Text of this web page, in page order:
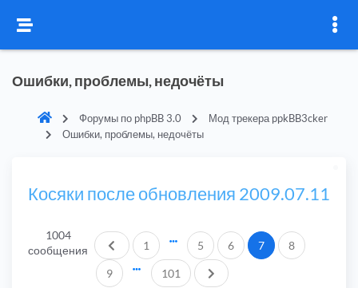
Ошибки, проблемы, недочёты
Форумы по phpBB 3.0
Мод трекера ppkBB3cker
Ошибки, проблемы, недочёты
Косяки после обновления 2009.07.11
1004
сообщения
Пред.1 5 6 7 8
9 101 След.